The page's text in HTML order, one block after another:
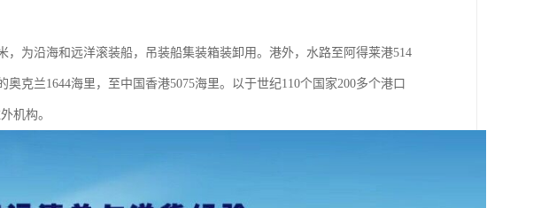
为沿海和远洋滚装船，吊装船集装箱装卸用。港外，水路至阿得莱港514
克兰1644海里，至中国香港5075海里。以于世纪110个国家200多个港口
机构。